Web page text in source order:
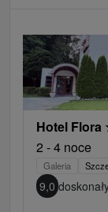
Hotel Flora
2 - 4 noce
Galeria
9,0